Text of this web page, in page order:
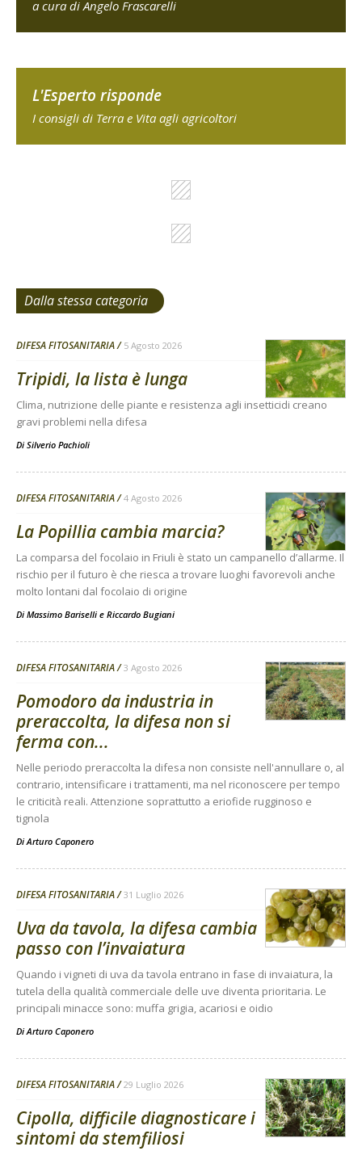
a cura di Angelo Frascarelli
L'Esperto risponde
I consigli di Terra e Vita agli agricoltori
Dalla stessa categoria
DIFESA FITOSANITARIA 5 Agosto 2026
Tripidi, la lista è lunga
Clima, nutrizione delle piante e resistenza agli insetticidi creano
gravi problemi nella difesa
Di Silverio Pachioli
DIFESA FITOSANITARIA 4 Agosto 2026
La Popillia cambia marcia?
La comparsa del focolaio in Friuli è stato un campanello d’allarme. Il
rischio per il futuro è che riesca a trovare luoghi favorevoli anche
molto lontani dal focolaio di origine
Di Massimo Bariselli e Riccardo Bugiani
DIFESA FITOSANITARIA 3 Agosto 2026
Pomodoro da industria in
preraccolta, la difesa non si
ferma con...
Nelle periodo preraccolta la difesa non consiste nell'annullare o, al
contrario, intensificare i trattamenti, ma nel riconoscere per tempo
le criticità reali. Attenzione soprattutto a eriofide rugginoso e
tignola
DiArturo Caponero
DIFESA FITOSANITARIA 31 Luglio 2026
Uva da tavola, la difesa cambia
passo con l’invaiatura
Quando i vigneti di uva da tavola entrano in fase di invaiatura, la
tutela della qualità commerciale delle uve diventa prioritaria. Le
principali minacce sono: muffa grigia, acariosi e oidio
DiArturo Caponero
DIFESA FITOSANITARIA 29 Luglio 2026
Cipolla, difficile diagnosticare i
sintomi da stemfiliosi